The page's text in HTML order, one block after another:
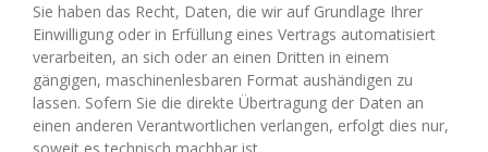
Sie haben das Recht, Daten, die wir auf Grundlage Ihrer
Einwilligung oder in Erfüllung eines Vertrags automatisiert
verarbeiten, an sich oder an einen Dritten in einem
gängigen, maschinenlesbaren Format aushändigen zu
lassen. Sofern Sie die direkte Übertragung der Daten an
einen anderen Verantwortlichen verlangen, erfolgt dies nur,